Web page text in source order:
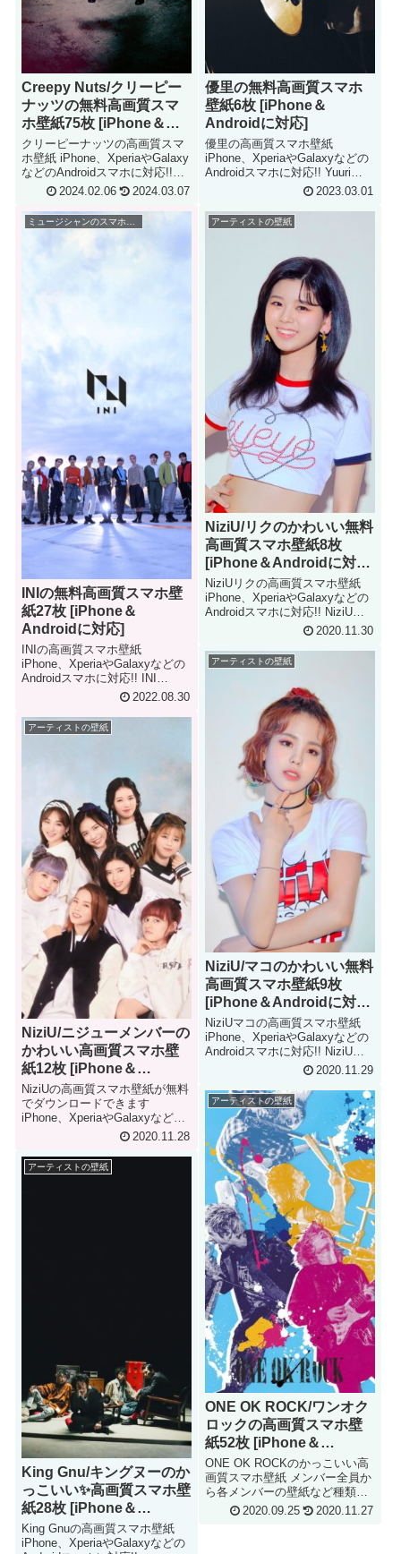
Creepy Nuts/クリーピー
ナッツの無料高画質スマ
ホ壁紙75枚 [iPhone＆
Androidに対応]
クリーピーナッツの高画質スマ
ホ壁紙 iPhone、XperiaやGalaxy
などのAndroidスマホに対応!!
☆☆☆ iPhone & Android
2024.02.06 2024.03.07
優里の無料高画質スマホ
壁紙6枚 [iPhone＆
Androidに対応]
優里の高画質スマホ壁紙
iPhone、XperiaやGalaxyなどの
Androidスマホに対応!! Yuuri
iPhone & Android Smartphone
2023.03.01
INIの無料高画質スマホ壁
紙27枚 [iPhone＆
Androidに対応]
INIの高画質スマホ壁紙
iPhone、XperiaやGalaxyなどの
Androidスマホに対応!! INI
iPhone & Android Smartphone
2022.08.30
アーティストの壁紙
NiziU/リクのかわいい無料
高画質スマホ壁紙8枚
[iPhone＆Androidに対
応]
NiziUリクの高画質スマホ壁紙
iPhone、XperiaやGalaxyなどの
Androidスマホに対応!! NiziU
MAKO iPhone & Android2020.11.30
アーティストの壁紙
NiziU/マコのかわいい無料
高画質スマホ壁紙9枚
[iPhone＆Androidに対
応]
NiziUマコの高画質スマホ壁紙
iPhone、XperiaやGalaxyなどの
Androidスマホに対応!! NiziU
MAKO iPhone & Android2020.11.29
アーティストの壁紙
NiziU/ニジューメンバーの
かわいい高画質スマホ壁
紙12枚 [iPhone＆
Androidに対応]
NiziUの高画質スマホ壁紙が無料
でダウンロードできます
iPhone、XperiaやGalaxyなどの
Androidスマホに対応!! NiziU
Wallpaper
2020.11.28
アーティストの壁紙
ONE OK ROCK/ワンオク
ロックの高画質スマホ壁
紙52枚 [iPhone＆
Androidに対応]
ONE OK ROCKのかっこいい高
画質スマホ壁紙 メンバー全員か
ら各メンバーの壁紙など種類豊
富です。 ここにしかないオリジ
ナル壁紙もたっぷり iPhone、
2020.09.25 2020.11.27
アーティストの壁紙
King Gnu/キングヌーのか
っこいい✨️高画質スマホ壁
紙28枚 [iPhone＆
Androidに対応]
King Gnuの高画質スマホ壁紙
iPhone、XperiaやGalaxyなどの